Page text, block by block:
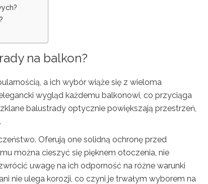
na balkon?
a ich wybór wiąże się z wieloma
wygląd każdemu balkonowi, co przyciąga
balustrady optycznie powiększają przestrzeń,
Oferują one solidną ochronę przed
można cieszyć się pięknem otoczenia, nie
uwagę na ich odporność na różne warunki
nie ulega korozji, co czyni je trwałym wyborem na